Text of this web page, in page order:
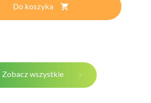
Do koszyka
Zobacz wszystkie